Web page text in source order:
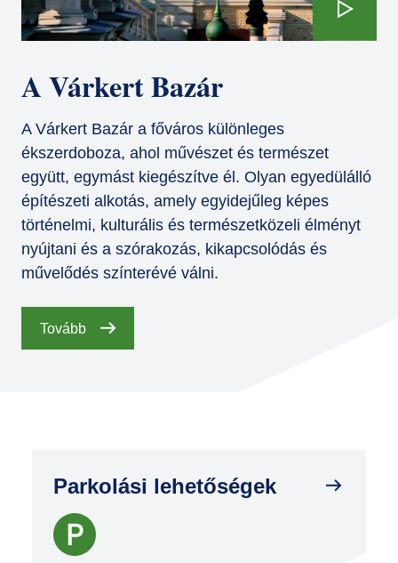
A Várkert Bazár
A Várkert Bazár a főváros különleges
ékszerdoboza, ahol művészet és természet
együtt, egymást kiegészítve él. Olyan egyedülálló
építészeti alkotás, amely egyidejűleg képes
történelmi, kulturális és természetközeli élményt
nyújtani és a szórakozás, kikapcsolódás és
művelődés színterévé válni.
Tovább
Parkolási lehetőségek